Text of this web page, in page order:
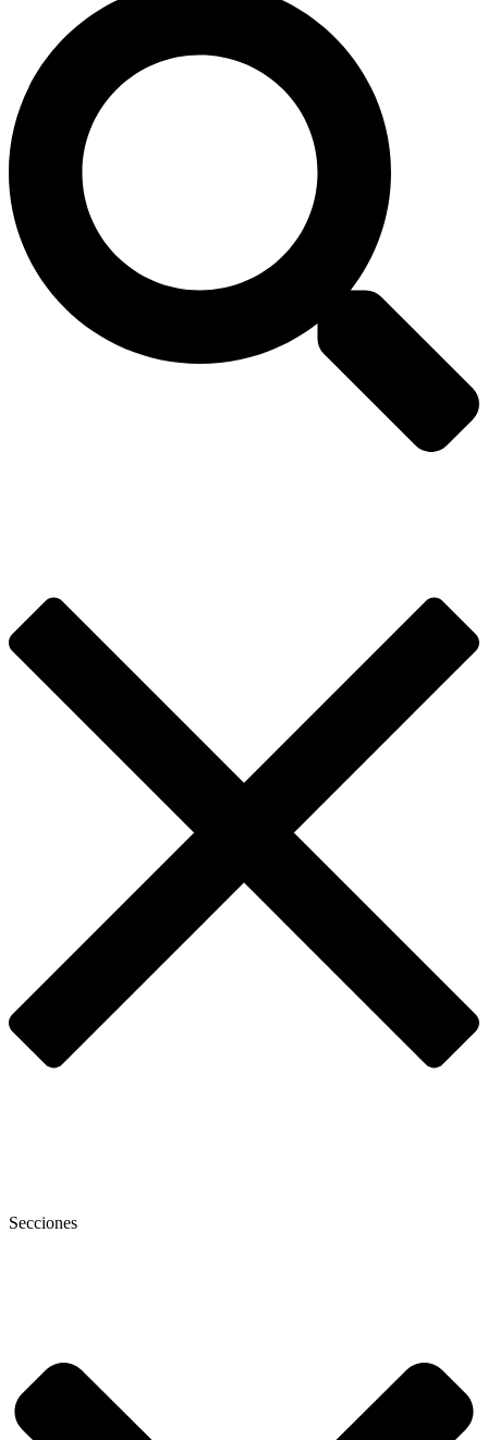
Secciones